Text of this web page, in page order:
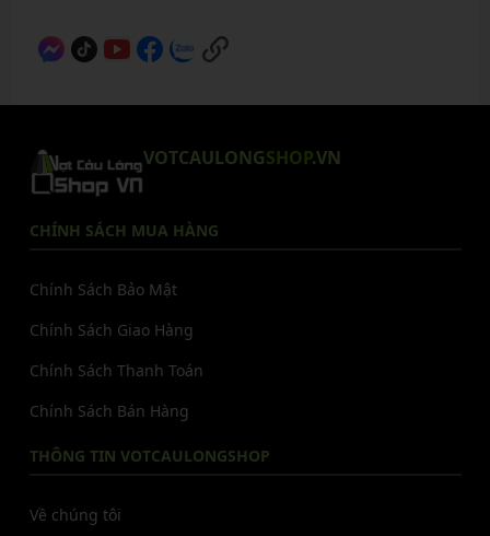
VOTCAULONGSHOP.VN
CHÍNH SÁCH MUA HÀNG
Chính Sách Bảo Mật
Chính Sách Giao Hàng
Chính Sách Thanh Toán
Chính Sách Bán Hàng
THÔNG TIN VOTCAULONGSHOP
Về chúng tôi